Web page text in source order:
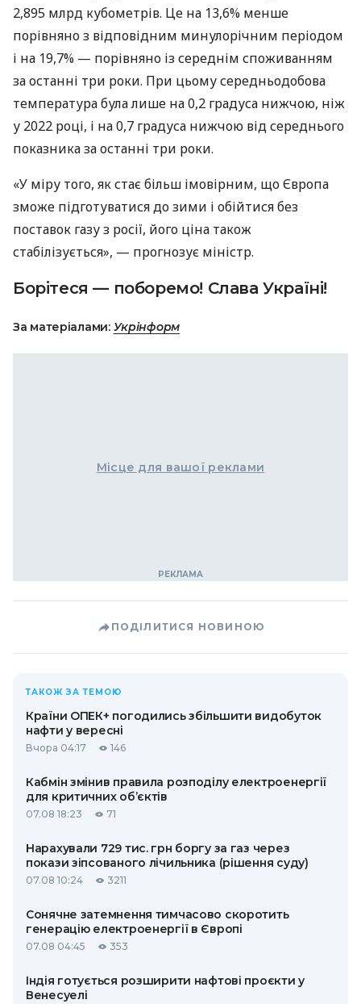
2,895 млрд кубометрів. Це на 13,6% менше
порівняно з відповідним минулорічним періодом
і на 19,7% — порівняно із середнім споживанням
за останні три роки. При цьому середньодобова
температура була лише на 0,2 градуса нижчою, ніж
у 2022 році, і на 0,7 градуса нижчою від середнього
показника за останні три роки.
«У міру того, як стає більш імовірним, що Європа
зможе підготуватися до зими і обійтися без
поставок газу з росії, його ціна також
стабілізується», — прогнозує міністр.
Борітеся — поборемо! Слава Україні!
За матеріалами: Укрінформ
Місце для вашої реклами
ПОДІЛИТИСЯ НОВИНОЮ
ТАКОЖ ЗА ТЕМОЮ
Країни ОПЕК+ погодились збільшити видобуток
нафти у вересні
Вчора 04:17 146
Кабмін змінив правила розподілу електроенергії
для критичних об’єктів
07.08 18:23 71
Нарахували 729 тис. грн боргу за газ через
покази зіпсованого лічильника (рішення суду)
07.08 10:24 3211
Сонячне затемнення тимчасово скоротить
генерацію електроенергії в Європі
07.08 04:45 353
Індія готується розширити нафтові проєкти у
Венесуелі